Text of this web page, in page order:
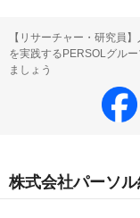
【リサーチャー・研究員
を実践するPERSOLグル
ましょう
株式会社パーソ